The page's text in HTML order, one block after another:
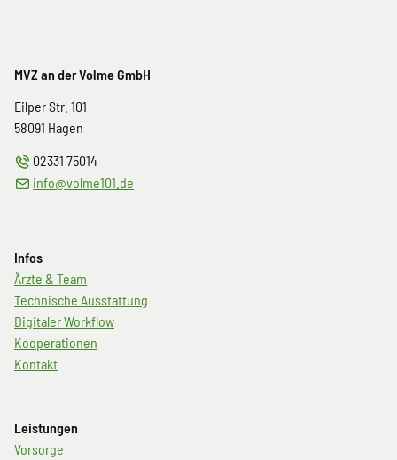
MVZ an der Volme GmbH
Eilper Str. 101
58091 Hagen
02331 75014
info@volme101.de
Infos
Navigation
überspringen
Ärzte & Team
Technische Ausstattung
Digitaler Workflow
Kooperationen
Kontakt
Leistungen
Navigation
Vorsorge